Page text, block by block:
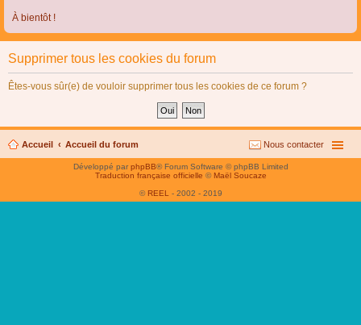
À bientôt !
Supprimer tous les cookies du forum
Êtes-vous sûr(e) de vouloir supprimer tous les cookies de ce forum ?
Accueil Accueil du forum Nous contacter
Développé parphpBB® Forum Software © phpBB Limited
Traduction française officielle © Maël Soucaze
© REEL - 2002 - 2019